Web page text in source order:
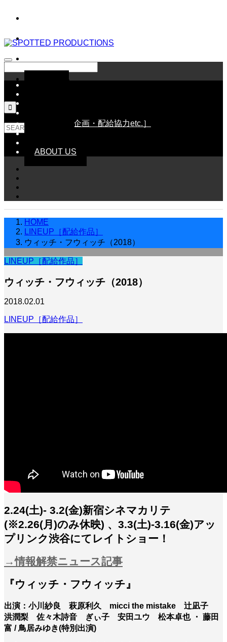

WORKS［企画・配給協力etc.］
ABOUT US
HOME
LINEUP［配給作品］
ウィッチ・フウィッチ（2018）
LINEUP［配給作品］
ウィッチ・フウィッチ（2018）
2018.02.01
LINEUP［配給作品］
2.24(土)- 3.2(金)新宿シネマカリテ
(※2.26(月)のみ休映) 、3.3(土)-3.16(金)アッ
プリンク渋谷にてレイトショー！
→情報解禁ニュース記事
『ウィッチ・フウィッチ』
出演：小川紗良 萩原利久 micci the mistake 辻凪子
洪潤梨 佐々木詩音 ぎぃ子 安田ユウ 松本卓也 ・ 藤田
富 / 鳥居みゆき(特別出演)